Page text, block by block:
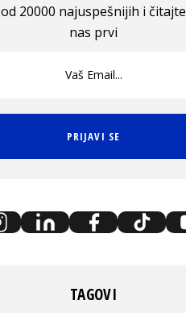
od 20000 najuspešnijih i čitajte
nas prvi
PRIJAVI SE
TAGOVI